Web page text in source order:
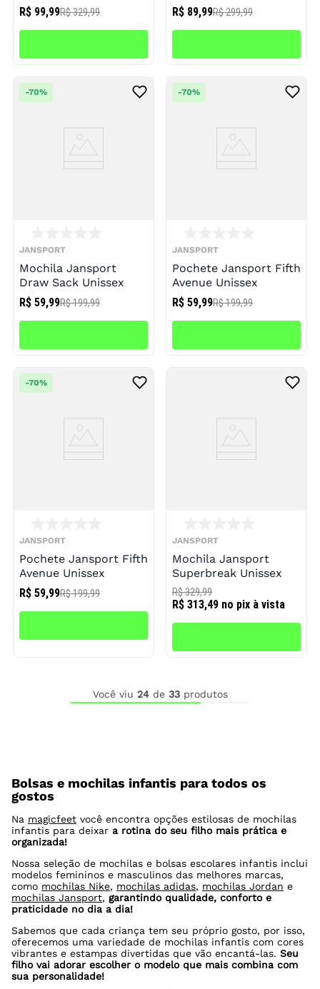
R$ 99,99R$ 329,99 R$ 89,99R$ 299,99
JANSPORT
Mochila Jansport
Draw Sack Unissex
R$ 59,99R$ 199,99
-70%
JANSPORT
Pochete Jansport Fifth
Avenue Unissex
R$ 59,99R$ 199,99
-70%
JANSPORT
Pochete Jansport Fifth
Avenue Unissex
R$ 59,99R$ 199,99
-70%
JANSPORT
Mochila Jansport
Superbreak Unissex
R$ 313,49 no pix à vista
R$ 329,99
Você viu 24de 33produtos
Bolsas e mochilas infantis para todos os
gostos
Na magicfeet você encontra opções estilosas de mochilas
infantis para deixar a rotina do seu filho mais prática e
organizada!
Nossa seleção de mochilas e bolsas escolares infantis inclui
modelos femininos e masculinos das melhores marcas,
como mochilas Nike, mochilas adidas, mochilas Jordan e
mochilas Jansport, garantindo qualidade, conforto e
praticidade no dia a dia!
Sabemos que cada criança tem seu próprio gosto, por isso,
oferecemos uma variedade de mochilas infantis com cores
vibrantes e estampas divertidas que vão encantá-las. Seu
filho vai adorar escolher o modelo que mais combina com
sua personalidade!